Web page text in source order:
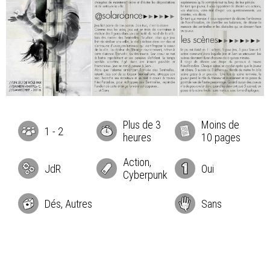
1 - 2
Plus de 3
heures
Moins de
10 pages
JdR
Action,
Cyberpunk
Oui
Dés, Autres Sans